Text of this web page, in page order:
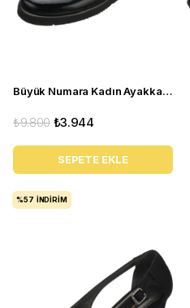
Büyük Numara Kadın Ayakkabı Babet MYG2002 siyah R
₺3.944
₺9.800
SEPETE EKLE
%57 İNDIRIM